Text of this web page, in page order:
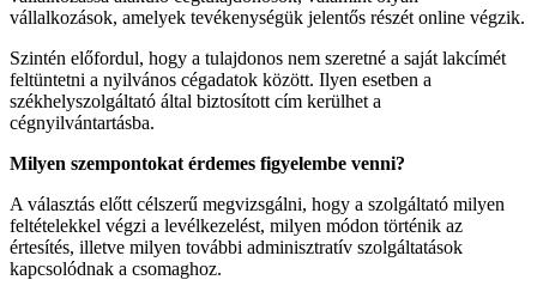
vállalkozások, amelyek tevékenységük jelentős részét online végzik.
Szintén előfordul, hogy a tulajdonos nem szeretné a saját lakcímét
feltüntetni a nyilvános cégadatok között. Ilyen esetben a
székhelyszolgáltató által biztosított cím kerülhet a
cégnyilvántartásba.
Milyen szempontokat érdemes figyelembe venni?
A választás előtt célszerű megvizsgálni, hogy a szolgáltató milyen
feltételekkel végzi a levélkezelést, milyen módon történik az
értesítés, illetve milyen további adminisztratív szolgáltatások
kapcsolódnak a csomaghoz.